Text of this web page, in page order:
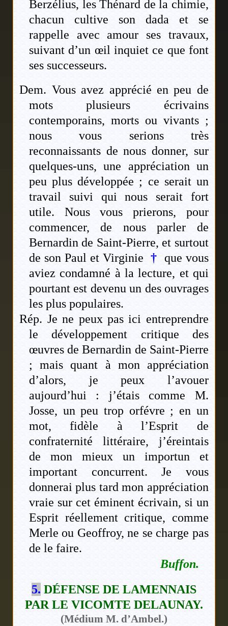
Berzélius, les Thénard de la chimie,
chacun cultive son dada et se
rappelle avec amour ses travaux,
suivant d’un œil inquiet ce que font
ses successeurs.
Dem. Vous avez apprécié en peu de
mots plusieurs écrivains
contemporains, morts ou vivants ;
nous vous serions très
reconnaissants de nous donner, sur
quelques-uns, une appréciation un
peu plus développée ; ce serait un
travail suivi qui nous serait fort
utile. Nous vous prierons, pour
commencer, de nous parler de
Bernardin de Saint-Pierre, et surtout
de son Paul et Virginie † que vous
aviez condamné à la lecture, et qui
pourtant est devenu un des ouvrages
les plus populaires.
Rép. Je ne peux pas ici entreprendre
le développement critique des
œuvres de Bernardin de Saint-Pierre
; mais quant à mon appréciation
d’alors, je peux l’avouer
aujourd’hui : j’étais comme M.
Josse, un peu trop orfévre ; en un
mot, fidèle à l’Esprit de
confraternité littéraire, j’éreintais
de mon mieux un importun et
important concurrent. Je vous
donnerai plus tard mon appréciation
vraie sur cet éminent écrivain, si un
Esprit réellement critique, comme
Merle ou Geoffroy, ne se charge pas
de le faire.
Buffon.
5. DÉFENSE DE LAMENNAIS
PAR LE VICOMTE DELAUNAY.
(Médium M. d’Ambel.)